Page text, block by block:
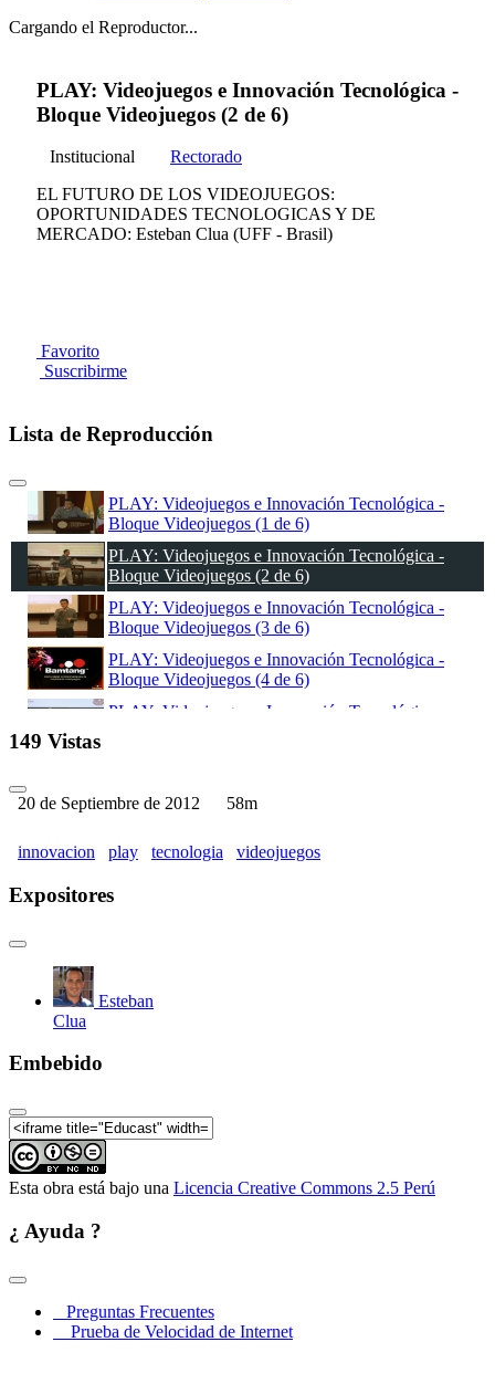
Cargando el Reproductor...
PLAY: Videojuegos e Innovación Tecnológica -
Bloque Videojuegos (2 de 6)
Institucional
Rectorado
EL FUTURO DE LOS VIDEOJUEGOS:
OPORTUNIDADES TECNOLOGICAS Y DE
MERCADO: Esteban Clua (UFF - Brasil)
Favorito
Suscribirme
Lista de Reproducción
PLAY: Videojuegos e Innovación Tecnológica -
Bloque Videojuegos (1 de 6)
PLAY: Videojuegos e Innovación Tecnológica -
Bloque Videojuegos (2 de 6)
PLAY: Videojuegos e Innovación Tecnológica -
Bloque Videojuegos (3 de 6)
PLAY: Videojuegos e Innovación Tecnológica -
Bloque Videojuegos (4 de 6)
PLAY: Videojuegos e Innovación Tecnológica -
149 Vistas
20 de Septiembre de 2012 58m
innovacion play tecnologia videojuegos
Expositores
Esteban
Clua
Embebido
Esta obra está bajo una Licencia Creative Commons 2.5 Perú
¿ Ayuda ?
Preguntas Frecuentes
Prueba de Velocidad de Internet